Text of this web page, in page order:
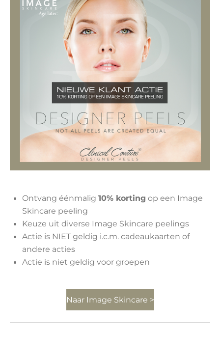
Ontvang éénmalig 10% korting op een Image
Skincare peeling
Keuze uit diverse Image Skincare peelings
Actie is NIET geldig i.c.m. cadeaukaarten of
andere acties
Actie is niet geldig voor groepen
Naar Image Skincare >